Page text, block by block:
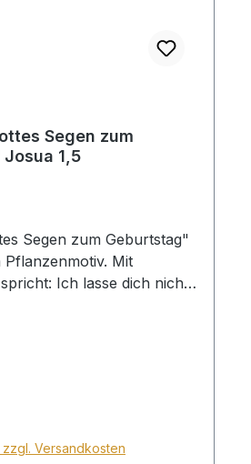
Segen zum
1,5
Segen zum Geburtstag"
Pflanzenmotiv. Mit
Ich lasse dich nicht
Versandkosten